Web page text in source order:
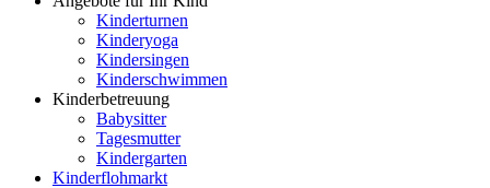
Kinderturnen
Kinderyoga
Kindersingen
Kinderschwimmen
Kinderbetreuung
Babysitter
Tagesmutter
Kindergarten
Kinderflohmarkt